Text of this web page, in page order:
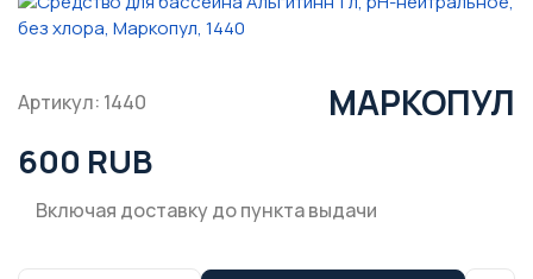
Артикул: 1440 МАРКОПУЛ
600 RUB
Включая доставку до пункта выдачи